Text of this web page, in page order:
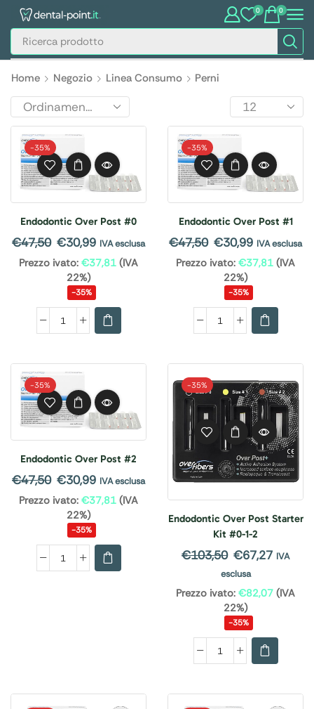
0 0
Home Negozio Linea Consumo Perni
-35%
Endodontic Over Post #0
€47,50 €30,99 IVA esclusa
Prezzo ivato: €37,81 (IVA
22%)
-35%
-35%
Endodontic Over Post #1
€47,50 €30,99 IVA esclusa
Prezzo ivato: €37,81 (IVA
22%)
-35%
-35%
Endodontic Over Post #2
€47,50 €30,99 IVA esclusa
Prezzo ivato: €37,81 (IVA
22%)
-35%
-35%
Endodontic Over Post Starter
Kit #0-1-2
€103,50 €67,27 IVA
esclusa
Prezzo ivato: €82,07 (IVA
22%)
-35%